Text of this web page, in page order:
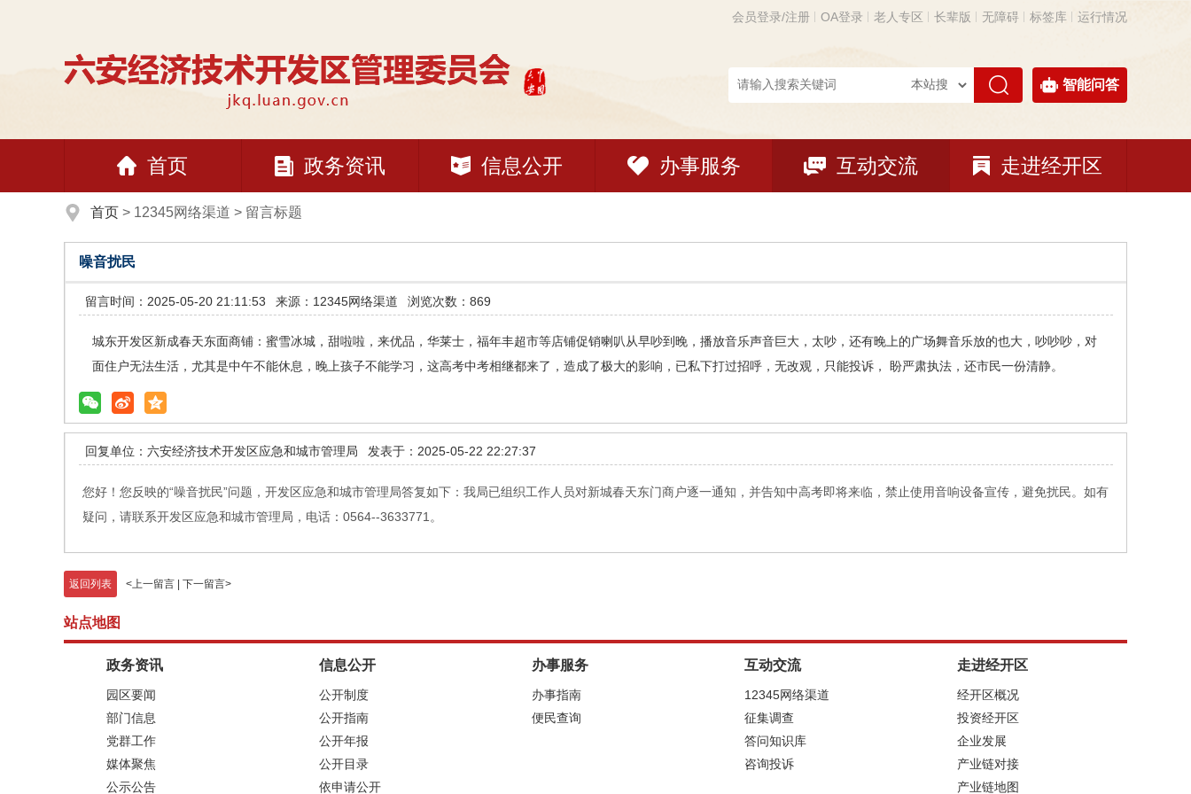
会员登录/注册 OA登录 老人专区 长辈版 无障碍 标签库 运行情况
智能问答
首页 政务资讯 信息公开 办事服务 互动交流 走进经开区
首页 > 12345网络渠道 > 留言标题
噪音扰民
留言时间：2025-05-20 21:11:53 来源：12345网络渠道 浏览次数：869
城东开发区新成春天东面商铺：蜜雪冰城，甜啦啦，来优品，华莱士，福年丰超市等店铺促销喇叭从早吵到晚，播放音乐声音巨大，太吵，还有晚上的广场舞音乐放的也大，吵吵吵，对
面住户无法生活，尤其是中午不能休息，晚上孩子不能学习，这高考中考相继都来了，造成了极大的影响，已私下打过招呼，无改观，只能投诉， 盼严肃执法，还市民一份清静。
回复单位：六安经济技术开发区应急和城市管理局 发表于：2025-05-22 22:27:37
您好！您反映的“噪音扰民”问题，开发区应急和城市管理局答复如下：我局已组织工作人员对新城春天东门商户逐一通知，并告知中高考即将来临，禁止使用音响设备宣传，避免扰民。如有
疑问，请联系开发区应急和城市管理局，电话：0564--3633771。
返回列表 <上一留言 下一留言>
站点地图
政务资讯
园区要闻
部门信息
党群工作
媒体聚焦
公示公告
信息公开
公开制度
公开指南
公开年报
公开目录
依申请公开
办事服务
办事指南
便民查询
互动交流
12345网络渠道
征集调查
答问知识库
咨询投诉
走进经开区
经开区概况
投资经开区
企业发展
产业链对接
产业链地图